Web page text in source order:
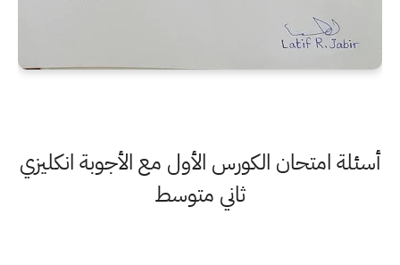
أسئلة امتحان الكورس الأول مع الأجوبة انكليزي
ثاني متوسط